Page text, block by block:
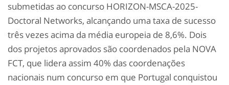
submetidas ao concurso HORIZON-MSCA-2025-
Doctoral Networks, alcançando uma taxa de sucesso
três vezes acima da média europeia de 8,6%. Dois
dos projetos aprovados são coordenados pela NOVA
FCT, que lidera assim 40% das coordenações
nacionais num concurso em que Portugal conquistou